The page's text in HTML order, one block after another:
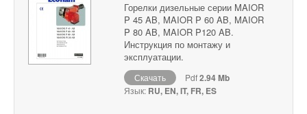
Горелки дизельные серии MAIOR
P 45 AB, MAIOR P 60 AB, MAIOR
P 80 AB, MAIOR P120 AB.
Инструкция по монтажу и
эксплуатации.
Скачать Pdf2.94 Mb
Язык: RU, EN, IT, FR, ES